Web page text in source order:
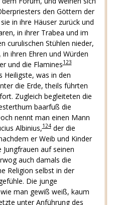
den Göttern der
in ihre Häuser zurück und
in ihrer Trabea und im
curulischen Stühlen nieder,
ihren Ehren und Würden
und die Flamines123
Heiligste, was in den
die Erde, theils führten
Zugleich begleiteten die
baarfuß die
nennt man einen Mann
Albinius,124der die
er Weib und Kinder
auf seinen
auch damals die
Religion selbst in der
Die junge
man gewiß weiß, kaum
unter Anführung des